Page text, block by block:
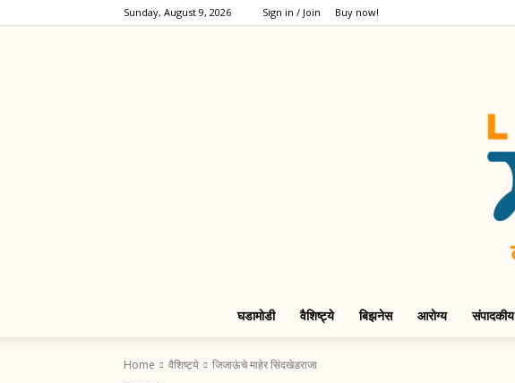
Sunday, August 9, 2026 Sign in / Join Buy now!
घडामोडी वैशिष्ट्ये बिझनेस आरोग्य संपादकीय
Home वैशिष्ट्ये जिजाऊंचे माहेर सिंदखेडराजा